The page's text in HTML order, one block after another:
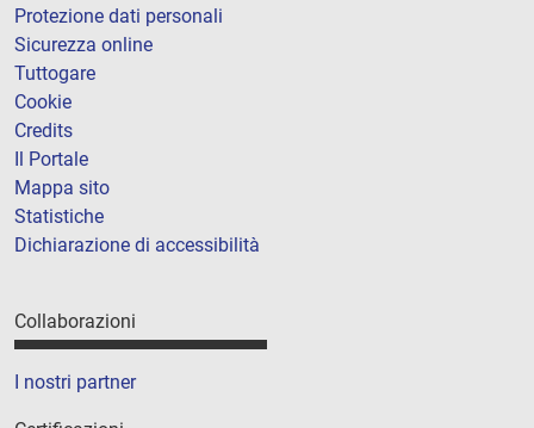
Protezione dati personali
Sicurezza online
Tuttogare
Cookie
Credits
Il Portale
Mappa sito
Statistiche
Dichiarazione di accessibilità
Collaborazioni
I nostri partner